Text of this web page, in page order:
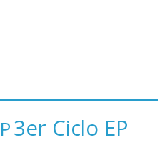
3er Ciclo EP